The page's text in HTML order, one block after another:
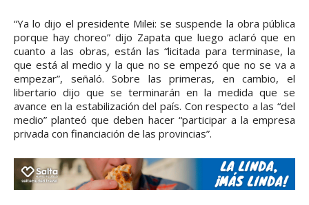
“Ya lo dijo el presidente Milei: se suspende la obra pública
porque hay choreo” dijo Zapata que luego aclaró que en
cuanto a las obras, están las “licitada para terminase, la
que está al medio y la que no se empezó que no se va a
empezar”, señaló. Sobre las primeras, en cambio, el
libertario dijo que se terminarán en la medida que se
avance en la estabilización del país. Con respecto a las “del
medio” planteó que deben hacer “participar a la empresa
privada con financiación de las provincias”.